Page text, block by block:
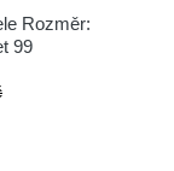
Rozměr:
99